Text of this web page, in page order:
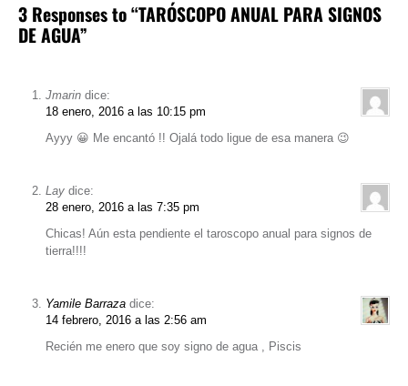
3 Responses to “TARÓSCOPO ANUAL PARA SIGNOS
DE AGUA”
Jmarin dice:
18 enero, 2016 a las 10:15 pm
Ayyy 😀 Me encantó !! Ojalá todo ligue de esa manera 😉
Lay dice:
28 enero, 2016 a las 7:35 pm
Chicas! Aún esta pendiente el taroscopo anual para signos de
tierra!!!!
Yamile Barraza dice:
14 febrero, 2016 a las 2:56 am
Recién me enero que soy signo de agua , Piscis